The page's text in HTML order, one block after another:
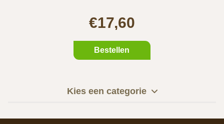
€17,60
Bestellen
Kies een categorie